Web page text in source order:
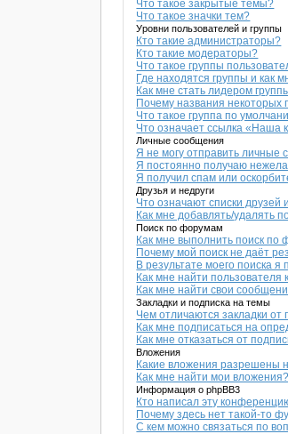
Что такое закрытые темы?
Что такое значки тем?
Уровни пользователей и группы
Кто такие администраторы?
Кто такие модераторы?
Что такое группы
Где находятся группы и как
Как мне стать лидером
Почему названия некоторых
Что такое группа по
Что означает ссылка «Наша
Личные сообщения
Я не могу отправить личные
Я постоянно получаю
Я получил спам или
Друзья и недруги
Что означают списки друзей
Как мне добавлять/удалять
Поиск по форумам
Как мне выполнить поиск
Почему мой поиск не даёт
В результате моего поиска я
Как мне найти
Как мне найти свои
Закладки и подписка на темы
Чем отличаются закладки от
Как мне подписаться на
Как мне отказаться от
Вложения
Какие вложения разрешены
Как мне найти мои вложения?
Информация о phpBB3
Кто написал эту
Почему здесь нет такой-то
С кем можно связаться по